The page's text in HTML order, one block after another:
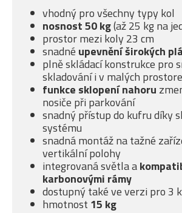
vhodný pro všechny typy kol
nosnost 50 kg(až 25 kg na
prostor mezi koly 23 cm
snadné upevnění širokých
plně skládací konstrukce pro
skladování i v malých
funkce sklopení nahoru
nosiče při parkování
snadný přístup do kufru díky
systému
snadná montáž na tažné
vertikální polohy
integrovaná světla a
karbonovými rámy
dostupný také ve verzi pro 3
hmotnost 15 kg